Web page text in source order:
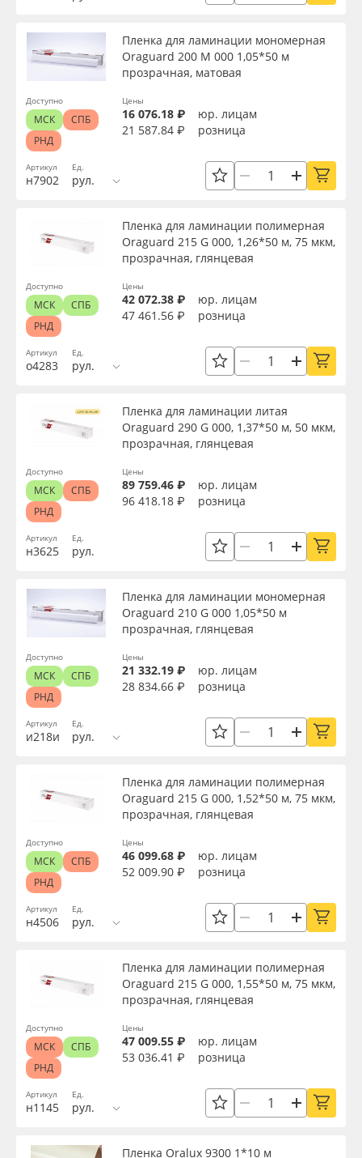
Торговая марка
Серия
Назначение
Применить
Сбросить фильтр
Артикул
н7902
Пленка для ламинации мономерная
Oraguard 200 M 000 1,05*50 м
прозрачная, матовая
Ед.
рул.
Цены
16 076.18 ₽
юр. лицам
21 587.84 ₽
розница
Доступно
МСК
СПБ
РНД
Артикул
о4283
Пленка для ламинации полимерная
Oraguard 215 G 000, 1,26*50 м, 75 мкм,
прозрачная, глянцевая
Ед.
рул.
Цены
42 072.38 ₽
юр. лицам
47 461.56 ₽
розница
Доступно
МСК
СПБ
РНД
Артикул
н3625
Пленка для ламинации литая
Oraguard 290 G 000, 1,37*50 м, 50 мкм,
прозрачная, глянцевая
Ед.
рул.
Цены
89 759.46 ₽
юр. лицам
96 418.18 ₽
розница
Доступно
МСК
СПБ
РНД
Артикул
и218и
Пленка для ламинации мономерная
Oraguard 210 G 000 1,05*50 м
прозрачная, глянцевая
Ед.
рул.
Цены
21 332.19 ₽
юр. лицам
28 834.66 ₽
розница
Доступно
МСК
СПБ
РНД
Артикул
н4506
Пленка для ламинации полимерная
Oraguard 215 G 000, 1,52*50 м, 75 мкм,
прозрачная, глянцевая
Ед.
рул.
Цены
46 099.68 ₽
юр. лицам
52 009.90 ₽
розница
Доступно
МСК
СПБ
РНД
Артикул
н1145
Пленка для ламинации полимерная
Oraguard 215 G 000, 1,55*50 м, 75 мкм,
прозрачная, глянцевая
Ед.
рул.
Цены
47 009.55 ₽
юр. лицам
53 036.41 ₽
розница
Доступно
МСК
СПБ
РНД
Пленка Oralux 9300 1*10 м